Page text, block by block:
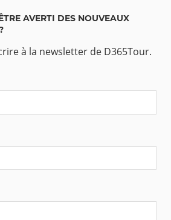
AVERTI DES NOUVEAUX
à la newsletter de D365Tour.